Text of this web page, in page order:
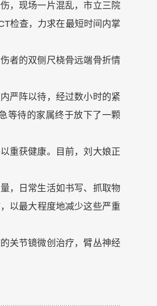
，现场一片混乱，市立三院
检查，力求在最短时间内掌
者的双侧尺桡骨远端骨折情
严阵以待，经过数小时的紧
等待的家属终于放下了一颗
重获健康。目前，刘大娘正
，日常生活如书写、抓取物
以最大程度地减少这些严重
关节镜微创治疗，臂丛神经